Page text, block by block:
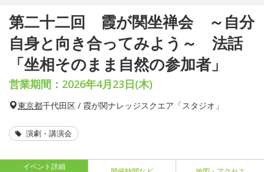
第二十二回 霞が関坐禅会 ～自分
自身と向き合ってみよう～ 法話
「坐相そのまま自然の参加者」
営業期間：2026年4月23日(木)
東京都千代田区 / 霞が関ナレッジスクエア「スタジオ」
演劇・講演会
イベント詳細